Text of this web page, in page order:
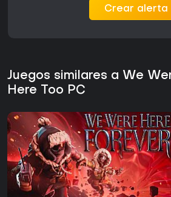
Crear alerta
Juegos similares a We
Here Too PC